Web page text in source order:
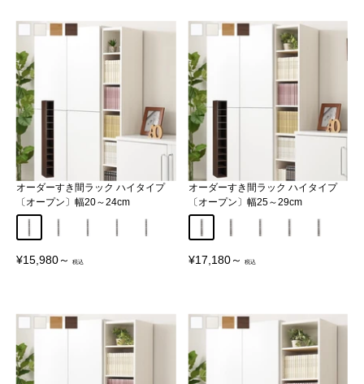
オーダーすき間ラック ハイタイプ
〔オープン〕幅20～24cm
幅20cm幅21cm幅22cm幅23cm幅24cm
販
¥15,980～
オーダーすき間ラック ハイタイプ
〔オープン〕幅25～29cm
幅25cm幅26cm幅27cm幅28cm幅29cm
販
¥17,180～